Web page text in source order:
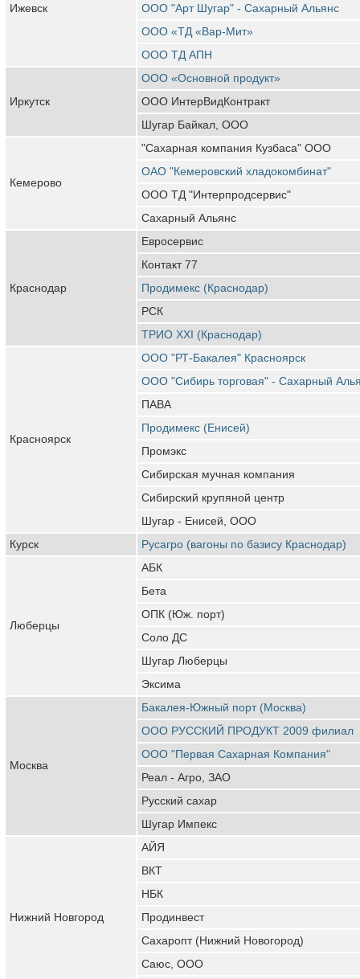
Ижевск
ООО "Арт Шугар" - Сахарный Альянс
ООО «ТД «Вар-Мит»
ООО ТД АПН
Иркутск
ООО «Основной продукт»
ООО ИнтерВидКонтракт
Шугар Байкал, ООО
Кемерово
"Сахарная компания Кузбаса" ООО
ОАО "Кемеровский хладокомбинат"
ООО ТД "Интерпродсервис"
Сахарный Альянс
Краснодар
Евросервис
Контакт 77
Продимекс (Краснодар)
РСК
ТРИО XXI (Краснодар)
Красноярск
ООО "РТ-Бакалея" Красноярск
ООО "Сибирь торговая" - Сахарный
ПАВА
Продимекс (Енисей)
Промэкс
Сибирская мучная компания
Сибирский крупяной центр
Шугар - Енисей, ООО
Курск
Русагро (вагоны по базису Краснодар)
Люберцы
АБК
Бета
ОПК (Юж. порт)
Соло ДС
Шугар Люберцы
Эксима
Москва
Бакалея-Южный порт (Москва)
ООО РУССКИЙ ПРОДУКТ 2009 филиал
ООО "Первая Сахарная Компания"
Реал - Агро, ЗАО
Русский сахар
Шугар Импекс
Нижний Новгород
АЙЯ
ВКТ
НБК
Продинвест
Сахаропт (Нижний Новогород)
Саюс, ООО